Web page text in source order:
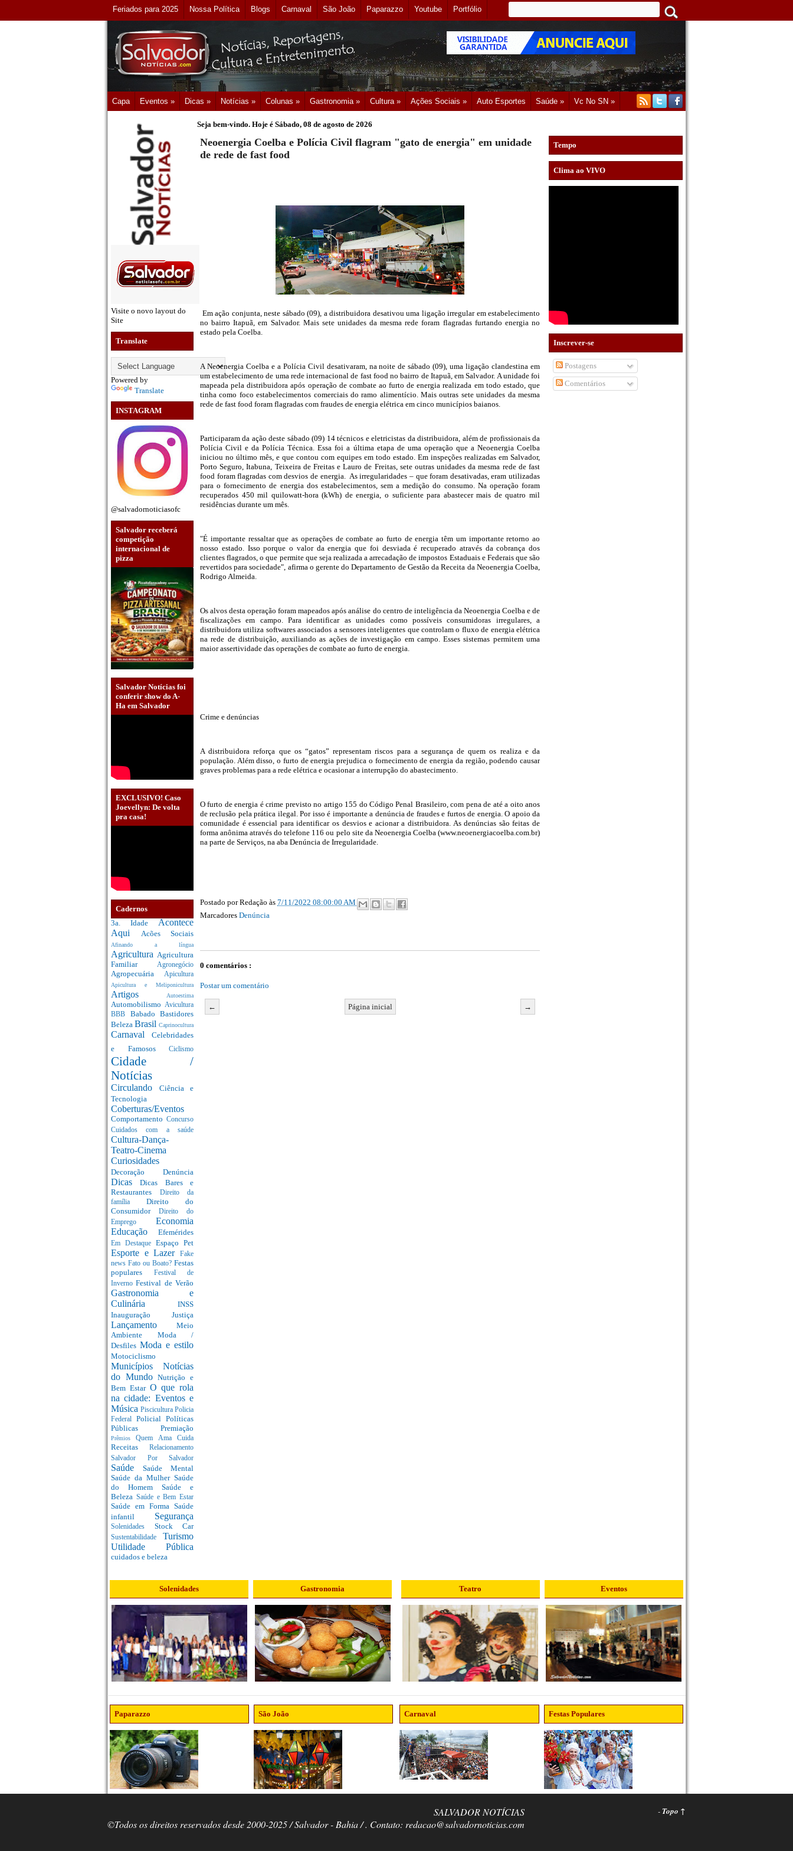
Feriados para 2025 Nossa Política Blogs Carnaval São João Paparazzo Youtube Portfólio
Capa Eventos » Dicas » Notícias » Colunas » Gastronomia » Cultura » Ações Sociais » Auto Esportes Saúde » Vc No SN »
Visite o novo layout do
Site
Translate
Powered by
Translate
INSTAGRAM
@salvadornoticiasofc
Salvador receberá
competição
internacional de
pizza
Salvador Notícias foi
conferir show do A-
Ha em Salvador
EXCLUSIVO! Caso
Joevellyn: De volta
pra casa!
Cadernos
3a. Idade Acontece
Aqui Acões Sociais
Afinando a língua
Agricultura Agricultura
Familiar Agronegócio
Agropecuária Apicultura
Apicultura e Meliponicultura
Artigos Autoestima
Automobilismo Avicultura
BBB Babado Bastidores
Beleza Brasil Caprinocultura
Carnaval Celebridades
e Famosos Ciclismo
Cidade /
Notícias
Circulando Ciência e
Tecnologia
Coberturas/Eventos
Comportamento Concurso
Cuidados com a saúde
Cultura-Dança-
Teatro-Cinema
Curiosidades
Decoração Denúncia
DicasDicas Bares e
Restaurantes
Direito da
família Direito do
Consumidor Direito do
Emprego Economia
Educação Efemérides
Em Destaque Espaço Pet
Esporte e Lazer
Fake
news Fato ou Boato? Festas
populares
Festival de
InvernoFestival de Verão
Gastronomia e
Culinária INSS
Inauguração Justiça
Lançamento Meio
Ambiente Moda /
Desfiles Moda e estilo
Motociclismo
Municípios Notícias
do MundoNutrição e
Bem Estar O que rola
na cidade: Eventos e
Música Piscicultura Policia
Federal Policial Políticas
Públicas Premiação
PrêmiosQuem Ama Cuida
Receitas Relacionamento
Salvador Por Salvador
Saúde Saúde Mental
Saúde da Mulher Saúde
do Homem Saúde e
Beleza Saúde e Bem Estar
Saúde em Forma Saúde
infantil Segurança
Solenidades Stock Car
Sustentabilidade Turismo
Utilidade Pública
cuidados e beleza
Seja bem-vindo. Hoje é Sábado, 08 de agosto de 2026
Neoenergia Coelba e Polícia Civil flagram "gato de energia" em unidade
de rede de fast food
Em ação conjunta, neste sábado (09), a distribuidora desativou uma ligação irregular em estabelecimento
no bairro Itapuã, em Salvador. Mais sete unidades da mesma rede foram flagradas furtando energia no
estado pela Coelba.
A Neoenergia Coelba e a Polícia Civil desativaram, na noite de sábado (09), uma ligação clandestina em
um estabelecimento de uma rede internacional de fast food no bairro de Itapuã, em Salvador. A unidade foi
mapeada pela distribuidora após operação de combate ao furto de energia realizada em todo estado, que
tinha como foco estabelecimentos comerciais do ramo alimentício. Mais outras sete unidades da mesma
rede de fast food foram flagradas com fraudes de energia elétrica em cinco municípios baianos.
Participaram da ação deste sábado (09) 14 técnicos e eletricistas da distribuidora, além de profissionais da
Polícia Civil e da Polícia Técnica. Essa foi a última etapa de uma operação que a Neoenergia Coelba
iniciou no último mês, e que contou com equipes em todo estado. Em inspeções realizadas em Salvador,
Porto Seguro, Itabuna, Teixeira de Freitas e Lauro de Freitas, sete outras unidades da mesma rede de fast
food foram flagradas com desvios de energia. As irregularidades – que foram desativadas, eram utilizadas
para o fornecimento de energia dos estabelecimentos, sem a medição do consumo. Na operação foram
recuperados 450 mil quilowatt-hora (kWh) de energia, o suficiente para abastecer mais de quatro mil
residências durante um mês.
"É importante ressaltar que as operações de combate ao furto de energia têm um importante retorno ao
nosso estado. Isso porque o valor da energia que foi desviada é recuperado através da cobrança dos
clientes flagrados, o que permite que seja realizada a arrecadação de impostos Estaduais e Federais que são
revertidos para sociedade", afirma o gerente do Departamento de Gestão da Receita da Neoenergia Coelba,
Rodrigo Almeida.
Os alvos desta operação foram mapeados após análise do centro de inteligência da Neoenergia Coelba e de
fiscalizações em campo. Para identificar as unidades como possíveis consumidoras irregulares, a
distribuidora utiliza softwares associados a sensores inteligentes que controlam o fluxo de energia elétrica
na rede de distribuição, auxiliando as ações de investigação em campo. Esses sistemas permitem uma
maior assertividade das operações de combate ao furto de energia.
Crime e denúncias
A distribuidora reforça que os “gatos” representam riscos para a segurança de quem os realiza e da
população. Além disso, o furto de energia prejudica o fornecimento de energia da região, podendo causar
graves problemas para a rede elétrica e ocasionar a interrupção do abastecimento.
O furto de energia é crime previsto no artigo 155 do Código Penal Brasileiro, com pena de até a oito anos
de reclusão pela prática ilegal. Por isso é importante a denúncia de fraudes e furtos de energia. O apoio da
comunidade é essencial para identificar os desvios e acionar a distribuidora. As denúncias são feitas de
forma anônima através do telefone 116 ou pelo site da Neoenergia Coelba (www.neoenergiacoelba.com.br)
na parte de Serviços, na aba Denúncia de Irregularidade.
Postado porRedação às 7/11/2022 08:00:00 AM
Marcadores Denúncia
0 comentários :
Postar um comentário
← →
Página inicial
Tempo
Clima ao VIVO
Inscrever-se
Postagens
Comentários
Solenidades Gastronomia Eventos
Teatro
Paparazzo São João Festas Populares
Carnaval
SALVADOR NOTÍCIAS
©Todos os direitos reservados desde 2000-2025 / Salvador - Bahia / . Contato: redacao@salvadornoticias.com
- Topo ↑